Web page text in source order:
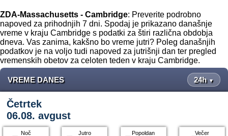
ZDA-Massachusetts - Cambridge: Preverite podrobno
napoved za prihodnjih 7 dni. Spodaj je prikazano današnje
vreme v kraju Cambridge s podatki za štiri različna obdobja
dneva. Vas zanima, kakšno bo vreme jutri? Poleg današnjih
podatkov je na voljo tudi napoved za jutrišnji dan ter pregled
vremenskih obetov za celoten teden v kraju Cambridge.
VREME DANES 24h ▼
Četrtek
06.08. avgust
Noč Jutro Popoldan Večer